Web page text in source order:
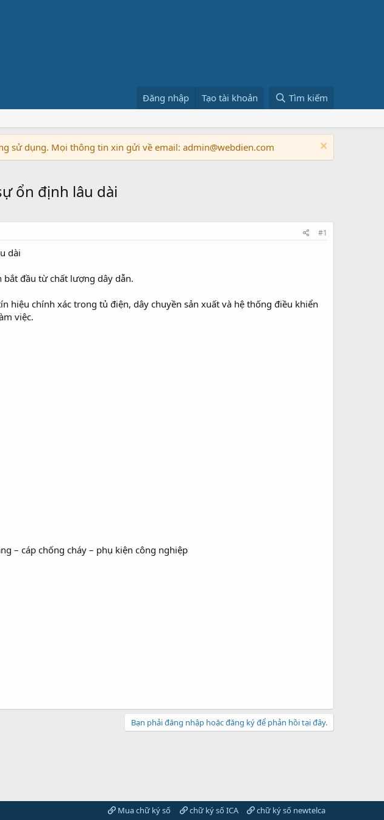
Đăng nhập Tạo tài khoản Tìm kiếm
sử dụng. Mọi thông tin xin gửi về email: admin@webdien.com
ổn định lâu dài
#1
dài
đầu từ chất lượng dây dẫn.
hiệu chính xác trong tủ điện, dây chuyền sản xuất và hệ thống điều khiển
việc.
– cáp chống cháy – phụ kiện công nghiệp
Bạn phải đăng nhập hoặc đăng ký để phản hồi tại đây.
Mua chữ ký số chữ ký số ICA chữ ký số newtelca